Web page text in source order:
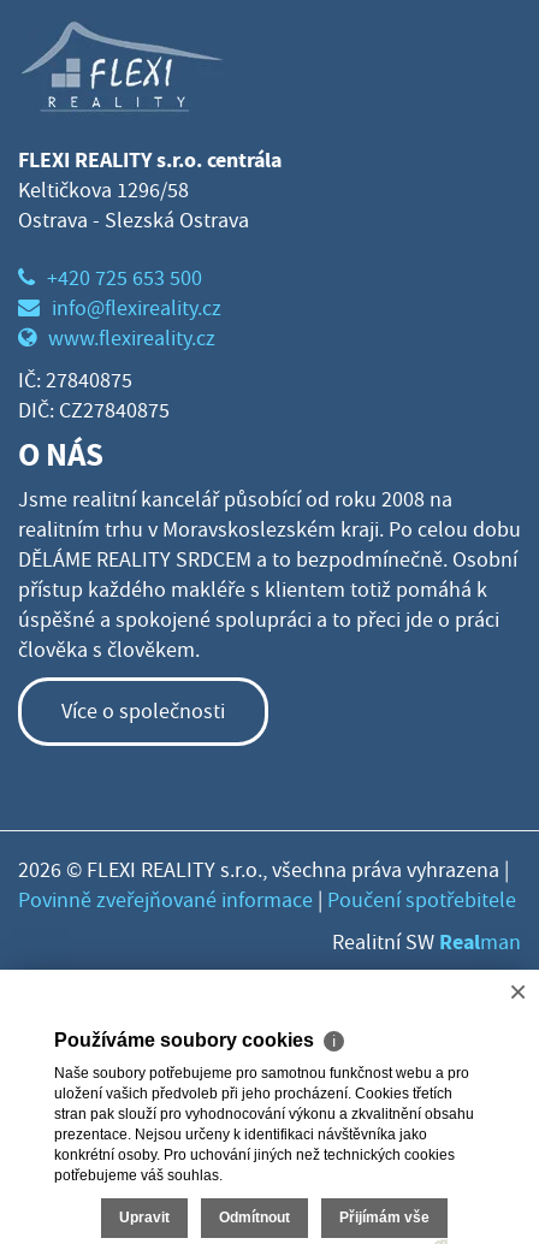
FLEXI REALITY s.r.o. centrála
Keltičkova 1296/58
Ostrava - Slezská Ostrava
+420 725 653 500
info@flexireality.cz
www.flexireality.cz
IČ: 27840875
DIČ: CZ27840875
O NÁS
Jsme realitní kancelář působící od roku 2008 na
realitním trhu v Moravskoslezském kraji. Po celou dobu
DĚLÁME REALITY SRDCEM a to bezpodmínečně. Osobní
přístup každého makléře s klientem totiž pomáhá k
úspěšné a spokojené spolupráci a to přeci jde o práci
člověka s člověkem.
Více o společnosti
2026 © FLEXI REALITY s.r.o., všechna práva vyhrazena |
Povinně zveřejňované informace | Poučení spotřebitele
Realitní SW Realman
×
Používáme soubory cookies ℹ
Naše soubory potřebujeme pro samotnou funkčnost webu a pro
uložení vašich předvoleb při jeho procházení. Cookies třetích
stran pak slouží pro vyhodnocování výkonu a zkvalitnění obsahu
prezentace. Nejsou určeny k identifikaci návštěvníka jako
konkrétní osoby. Pro uchování jiných než technických cookies
potřebujeme váš souhlas.
Upravit Odmítnout Přijímám vše